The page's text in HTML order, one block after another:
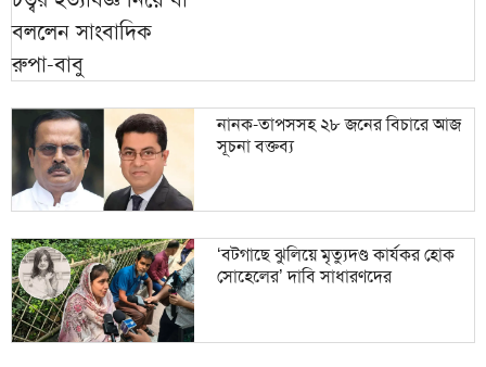
নানক-তাপসসহ ২৮ জনের বিচারে আজ
সূচনা বক্তব্য
‘বটগাছে ঝুলিয়ে মৃত্যুদণ্ড কার্যকর হোক
সোহেলের’ দাবি সাধারণদের